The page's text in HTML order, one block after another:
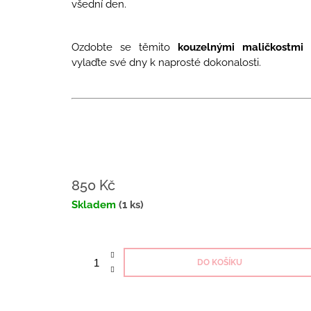
všední den.
Ozdobte se těmito kouzelnými maličkostmi
vylaďte své dny k naprosté dokonalosti.
850 Kč
Měrná
Skladem (1 ks)
DO KOŠÍKU